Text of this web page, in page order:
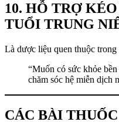
10. HỖ TRỢ
TUỔI TRUNG
Là dược liệu quen thuộc
“Muốn có sức khỏe
chăm sóc hệ miễn dịch
CÁC BÀI